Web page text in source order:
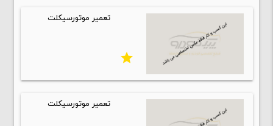
تعمیر موتورسیکلت
star
تعمیر موتورسیکلت